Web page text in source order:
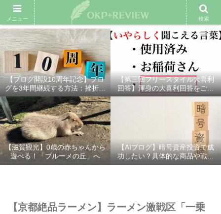
雑記ブログ プロフィール 余興動画 ベスト大喜利 スポ
【ブログ開設10周年記念】ブロ
グを3年間継続する方法：挫折し
ないための7つの秘訣
【第三回フリースタイル大喜利
回答】渾身の大喜利回答をご紹
介！
【滋賀観光】0歳の赤ちゃんから
遊べる！「ブルーメの丘」へ
【AIブログ】暗号資産投資で成
功したい？具体的な商品や戦略
を分かりやすく解説！
【京都絶品ラーメン】ラーメン激戦区「一乗
メニュー 検索